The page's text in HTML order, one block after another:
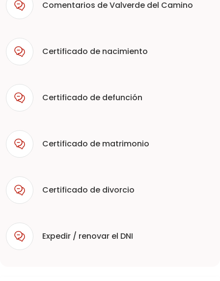
Comentarios de Valverde del Camino
Certificado de nacimiento
Certificado de defunción
Certificado de matrimonio
Certificado de divorcio
Expedir / renovar el DNI